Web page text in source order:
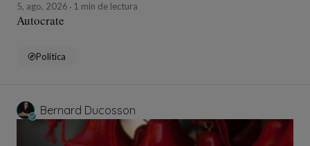
5, ago, 2026 1 min de lectura
Autocrate
Política
Bernard Ducosson